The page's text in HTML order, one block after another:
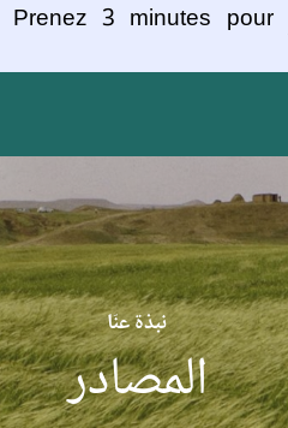
Prenez 3 minutes pour
نبذة عنّا
المصادر